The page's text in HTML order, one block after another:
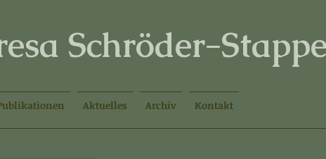
Schröder-
Aktuelles Archiv Kontakt